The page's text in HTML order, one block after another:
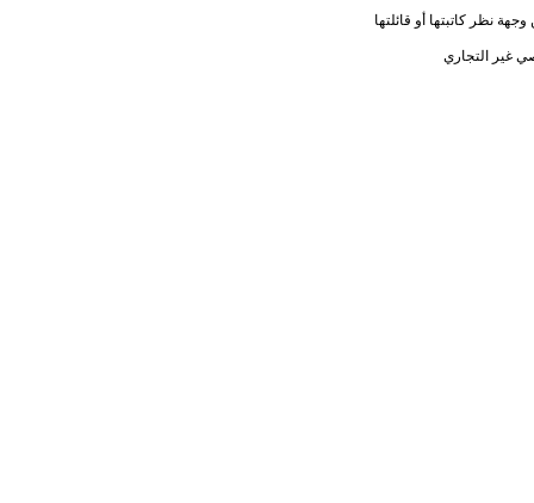
نظر كاتبتها أو قائلتها
غير التجاري